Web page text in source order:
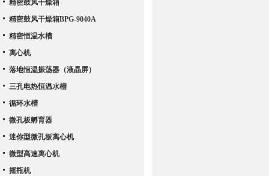
精密鼓风干燥箱
精密鼓风干燥箱BPG-9040A
精密恒温水槽
离心机
落地恒温振荡器（液晶屏）
三孔电热恒温水槽
循环水槽
微孔板孵育器
迷你型微孔板离心机
微型高速离心机
摇瓶机